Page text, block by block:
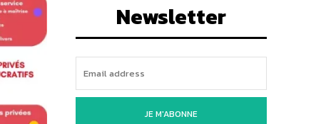
Newsletter
JE M'ABONNE